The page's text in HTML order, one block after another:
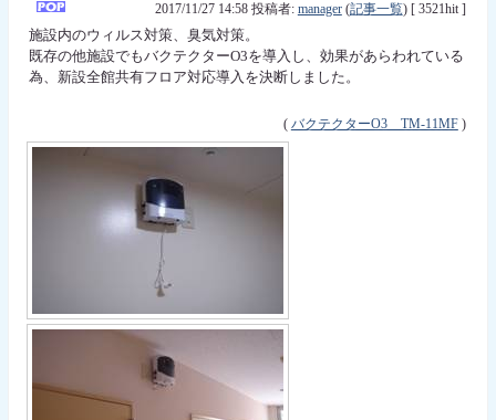
2017/11/27 14:58 投稿者: manager(記事一覧) [ 3521hit ]
施設内のウィルス対策、臭気対策。
既存の他施設でもバクテクターO3を導入し、効果があらわれている
為、新設全館共有フロア対応導入を決断しました。
( バクテクターO3 TM-11MF)